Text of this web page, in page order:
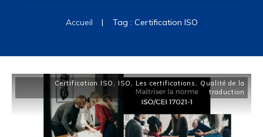
Accueil | Tag : Certification ISO
Certification ISO , ISO , Les certifications , Qualité de la
traduction